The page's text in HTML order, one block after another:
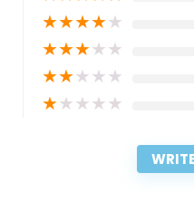
★★★★★
★★★★★
★★★★★
★★★★★